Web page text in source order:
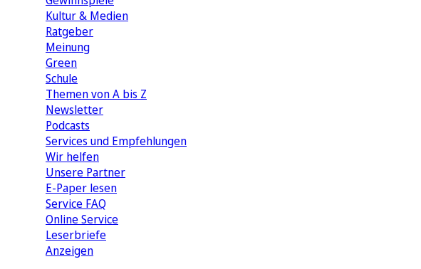
Kultur & Medien
Ratgeber
Meinung
Green
Schule
Themen von A bis Z
Newsletter
Podcasts
Services und Empfehlungen
Wir helfen
Unsere Partner
E-Paper lesen
Service FAQ
Online Service
Leserbriefe
Anzeigen